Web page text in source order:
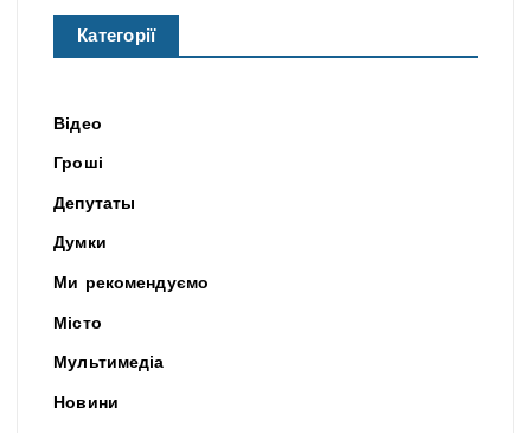
Категорії
Відео
Гроші
Депутаты
Думки
Ми рекомендуємо
Місто
Мультимедіа
Новини